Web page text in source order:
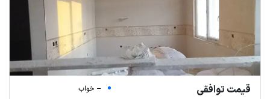
قیمت توافقی
-- خواب